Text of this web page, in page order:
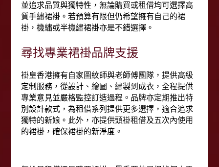
並追求品質與獨特性，無論購買或租借均可選擇高
質手繡裙褂。若預算有限但仍希望擁有自己的裙
褂，機繡或半機繡裙褂亦是不錯選擇。
尋找專業裙褂品牌支援
褂皇香港擁有自家圖紋師與老師傅團隊，提供高級
定制服務，從設計、繪圖、繡製到成衣，全程提供
專業意見並嚴格監控訂造過程。品牌亦定期推出特
別設計款式，為租借系列提供更多選擇，適合追求
獨特的新娘。此外，亦提供頭褂租借及五次內使用
的裙褂，確保裙褂的新淨度。